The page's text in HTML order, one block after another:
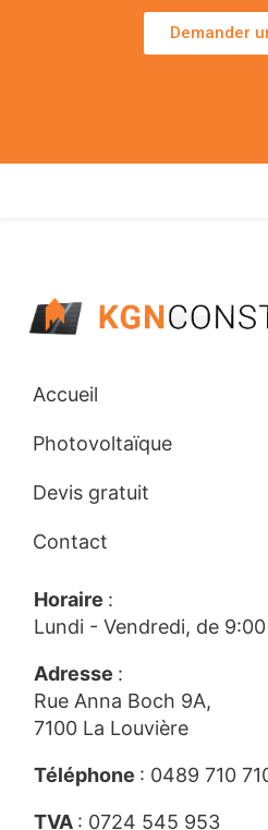
Demander
Accueil
Photovoltaïque
Devis gratuit
Contact
Horaire :
Lundi - Vendredi, de
Adresse :
Rue Anna Boch 9A,
7100 La Louvière
Téléphone : 0489 710
TVA : 0724 545 953